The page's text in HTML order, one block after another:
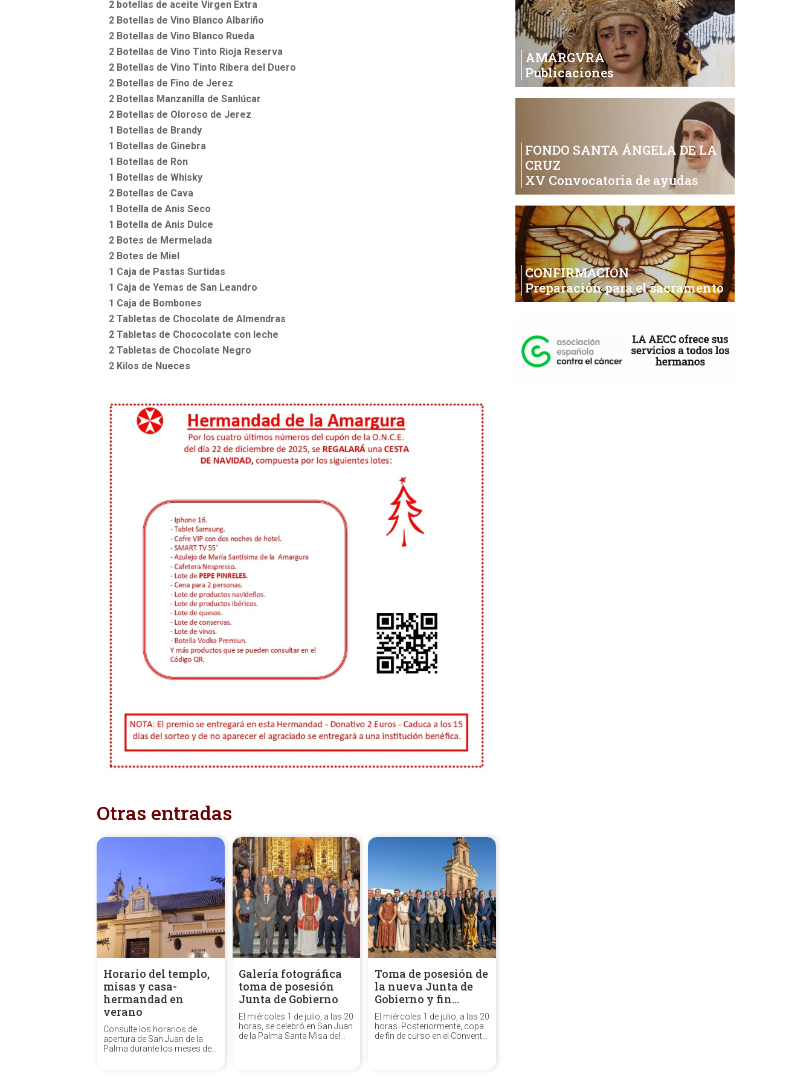
2 botellas de aceite Virgen Extra
2 Botellas de Vino Blanco Albariño
2 Botellas de Vino Blanco Rueda
2 Botellas de Vino Tinto Rioja Reserva
2 Botellas de Vino Tinto Ribera del Duero
2 Botellas de Fino de Jerez
2 Botellas Manzanilla de Sanlúcar
2 Botellas de Oloroso de Jerez
1 Botellas de Brandy
1 Botellas de Ginebra
1 Botellas de Ron
1 Botellas de Whisky
2 Botellas de Cava
1 Botella de Anis Seco
1 Botella de Anis Dulce
2 Botes de Mermelada
2 Botes de Miel
1 Caja de Pastas Surtidas
1 Caja de Yemas de San Leandro
1 Caja de Bombones
2 Tabletas de Chocolate de Almendras
2 Tabletas de Chococolate con leche
2 Tabletas de Chocolate Negro
2 Kilos de Nueces
Otras entradas
Horario del templo,
misas y casa-
hermandad en
verano
Consulte los horarios de
apertura de San Juan de la
Palma durante los meses de
Galería fotográfica
toma de posesión
Junta de Gobierno
El miércoles 1 de julio, a las 20
horas, se celebró en San Juan
de la Palma Santa Misa del
Toma de posesión de
la nueva Junta de
Gobierno y fin…
El miércoles 1 de julio, a las 20
horas. Posteriormente, copa
de fin de curso en el Convento
AMARGVRA
Publicaciones
FONDO SANTA ÁNGELA DE LA
CRUZ
XV Convocatoria de ayudas
CONFIRMACIÓN
Preparación para el sacramento